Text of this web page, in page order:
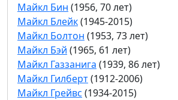
Майкл Бин (1956, 70 лет)
Майкл Блейк(1945-2015)
Майкл Болтон (1953, 73 лет)
Майкл Бэй (1965, 61 лет)
Майкл Газзанига (1939, 86 лет)
Майкл Гилберт(1912-2006)
Майкл Грейвс (1934-2015)